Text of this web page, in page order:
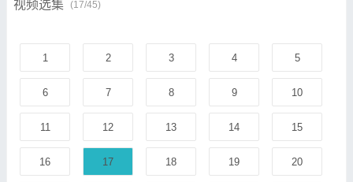
视频选集 (17/45)
1 2 3 4 5
6 7 8 9 10
11 12 13 14 15
16 17 18 19 20